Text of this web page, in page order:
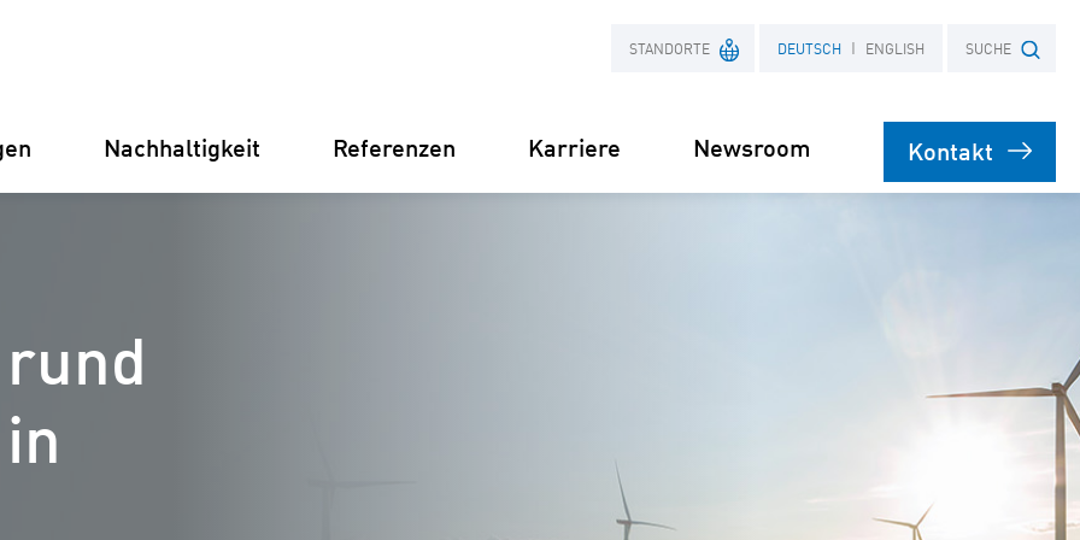
STANDORTE
Deutschland Finnland Frankreich
DEUTSCH ENGLISH SUCHE
Umspannwerke
Batteriespeicher
Stromliefervertrag
Nachhaltigkeit Referenzen Karriere Newsroom Kontakt